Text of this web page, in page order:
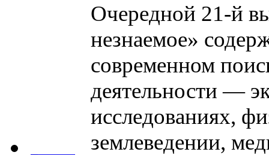
Очередной 21-й
незнаемое»
современном
деятельности —
исследованиях,
землеведении,